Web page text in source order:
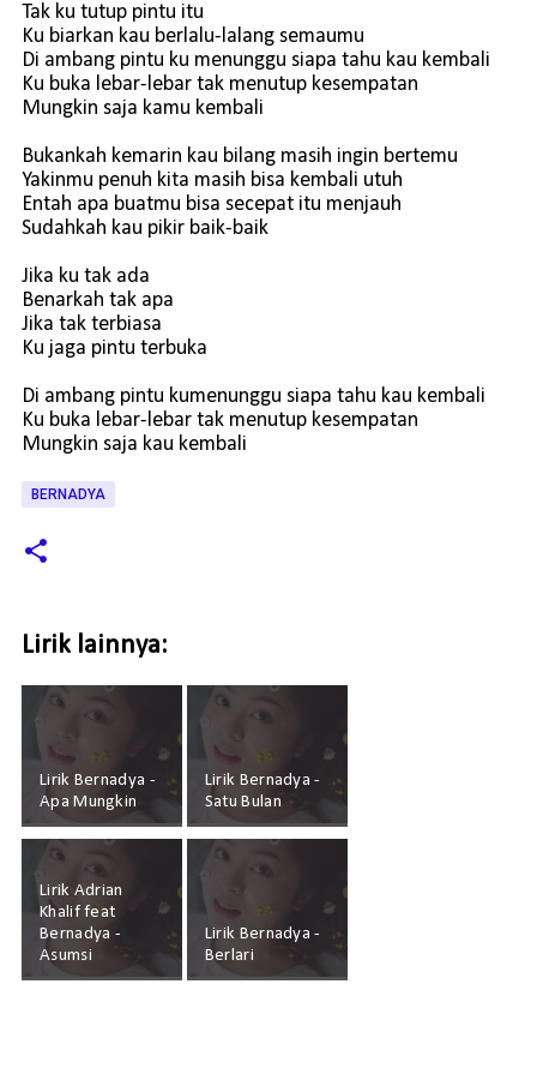
Tak ku tutup pintu itu
Ku biarkan kau berlalu-lalang semaumu
Di ambang pintu ku menunggu siapa tahu kau kembali
Ku buka lebar-lebar tak menutup kesempatan
Mungkin saja kamu kembali
Bukankah kemarin kau bilang masih ingin bertemu
Yakinmu penuh kita masih bisa kembali utuh
Entah apa buatmu bisa secepat itu menjauh
Sudahkah kau pikir baik-baik
Jika ku tak ada
Benarkah tak apa
Jika tak terbiasa
Ku jaga pintu terbuka
Di ambang pintu kumenunggu siapa tahu kau kembali
Ku buka lebar-lebar tak menutup kesempatan
Mungkin saja kau kembali
BERNADYA
Lirik lainnya:
Lirik Bernadya -
Apa Mungkin
Lirik Bernadya -
Satu Bulan
Lirik Adrian
Khalif feat
Bernadya -
Asumsi
Lirik Bernadya -
Berlari